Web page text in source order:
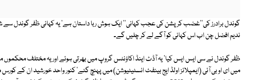
گوندل برادرز کی''غضب کرپشن کی عجب کہانی'' ایک ہوش ربا داستان ہے' یہ کہانی ظفر گوندل سے
ندیم افضل چن اب اس کہانی کو آگے لے کر چلیں گے۔
میں ای او بی آئی (ایمپلائز اولڈ ایج بینفٹ انسٹیٹیوشن) میں پہنچ گئے' کنور واحد خورشید ان کے